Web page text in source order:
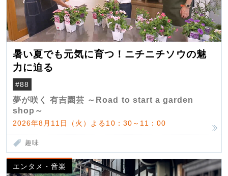
暑い夏でも元気に育つ！ニチニチソウの魅
力に迫る
#88
夢が咲く 有吉園芸 ～Road to start a garden
shop～
2026年8月11日（火）よる10：30～11：00
趣味
エンタメ・音楽